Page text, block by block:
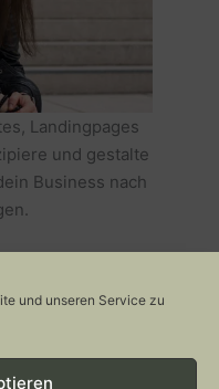
und unseren Service zu
Landingpages
und gestalte
Business nach
>>